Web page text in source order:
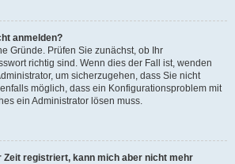
anmelden?
Gründe. Prüfen Sie zunächst, ob Ihr
richtig sind. Wenn dies der Fall ist, wenden
um sicherzugehen, dass Sie nicht
möglich, dass ein Konfigurationsproblem mit
ein Administrator lösen muss.
Zeit registriert, kann mich aber nicht mehr